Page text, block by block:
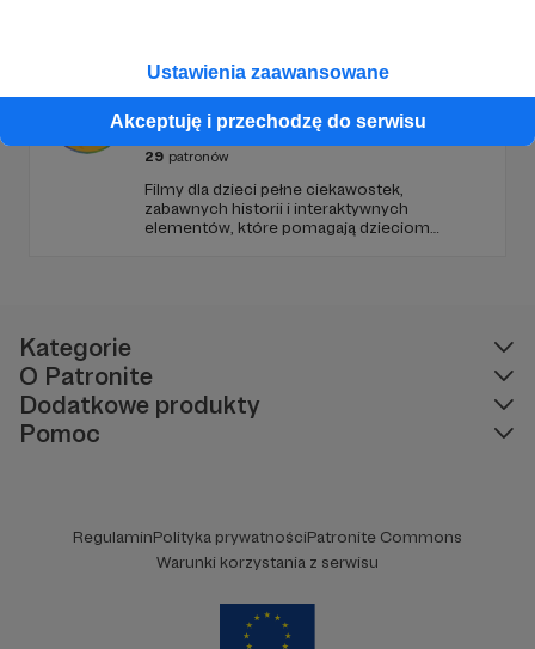
Ustawienia zaawansowane
Akceptuję i przechodzę do serwisu
Naukowa Karuzela - Filmy
Edukacyjne Dla Dzieci
29 patronów
Filmy dla dzieci pełne ciekawostek,
zabawnych historii i interaktywnych
elementów, które pomagają dzieciom
Kategorie
O Patronite
Dodatkowe produkty
Pomoc
RegulaminPolityka prywatnościPatronite Commons
Warunki korzystania z serwisu